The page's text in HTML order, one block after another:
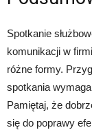
Spotkanie
komunikacji w
różne formy.
spotkania
Pamiętaj, że
się do poprawy